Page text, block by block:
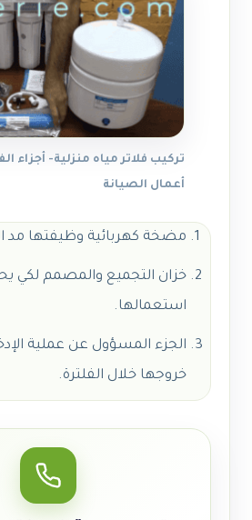
تركيب فلاتر مياه منزلية- أجزاء
أعمال الصيانة
مضخة كهربائية وظيفتها مد
خزان التجميع والمصمم لكي
استعمالها.
الجزء المسؤول عن عملية
خروجها خلال الفلترة.